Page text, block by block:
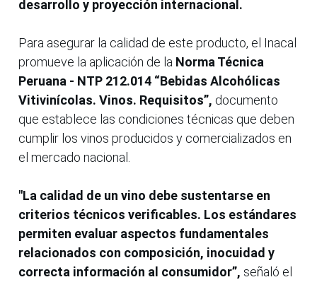
desarrollo y proyección internacional.
Para asegurar la calidad de este producto, el Inacal
promueve la aplicación de la Norma Técnica
Peruana - NTP 212.014 “Bebidas Alcohólicas
Vitivinícolas. Vinos. Requisitos”, documento
que establece las condiciones técnicas que deben
cumplir los vinos producidos y comercializados en
el mercado nacional.
"La calidad de un vino debe sustentarse en
criterios técnicos verificables. Los estándares
permiten evaluar aspectos fundamentales
relacionados con composición, inocuidad y
correcta información al consumidor”, señaló el